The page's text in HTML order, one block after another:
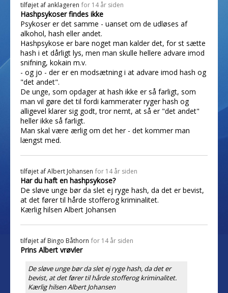
tilføjet af anklageren for 14 år siden
Hashpsykoser findes ikke
Psykoser er det samme - uanset om de udløses af
alkohol, hash eller andet.
Hashpsykose er bare noget man kalder det, for st sætte
hash i et dårligt lys, men man skulle hellere advare imod
snifning, kokain m.v.
- og jo - der er en modsætning i at advare imod hash og
"det andet".
De unge, som opdager at hash ikke er så farligt, som
man vil gøre det til fordi kammerater ryger hash og
alligevel klarer sig godt, tror nemt, at så er "det andet"
heller ikke så farligt.
Man skal være ærlig om det her - det kommer man
længst med.
tilføjet afAlbert Johansen for 14 år siden
Har du haft en hashpsykose?
De sløve unge bør da slet ej ryge hash, da det er bevist,
at det fører til hårde stofferog kriminalitet.
Kærlig hilsen Albert Johansen
tilføjet af Bingo Båthorn for 14 år siden
Prins Albert vrøvler
De sløve unge bør da slet ej ryge hash, da det er
bevist, at det fører til hårde stofferog kriminalitet.
Kærlig hilsen Albert Johansen